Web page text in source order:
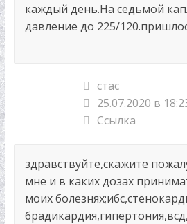
каждый день.На седьмой
давление до 225/
стас
25.07.2020 в
Ссылка
здравствуйте,скажите
мне и в каких дозах
моих